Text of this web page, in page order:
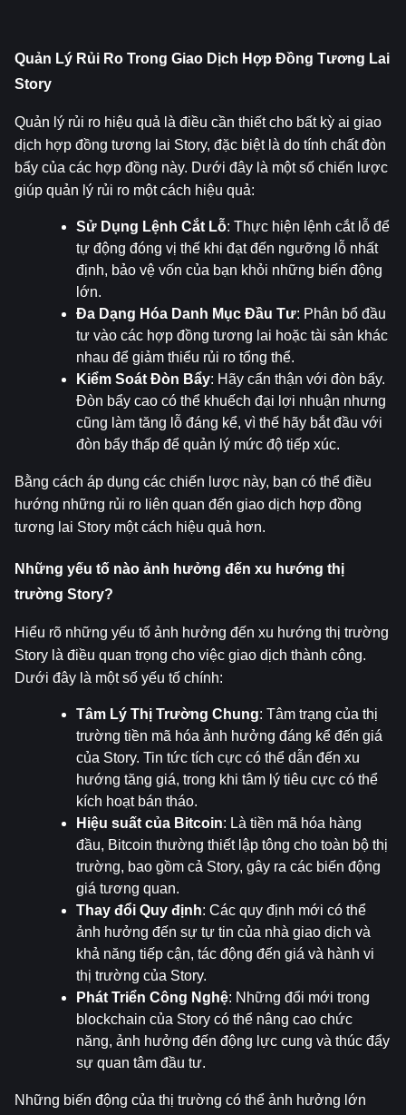
Quản Lý Rủi Ro Trong Giao Dịch Hợp Đồng Tương Lai
Story
Quản lý rủi ro hiệu quả là điều cần thiết cho bất kỳ ai giao
dịch hợp đồng tương lai Story, đặc biệt là do tính chất đòn
bẩy của các hợp đồng này. Dưới đây là một số chiến lược
giúp quản lý rủi ro một cách hiệu quả:
Sử Dụng Lệnh Cắt Lỗ: Thực hiện lệnh cắt lỗ để
tự động đóng vị thế khi đạt đến ngưỡng lỗ nhất
định, bảo vệ vốn của bạn khỏi những biến động
lớn.
Đa Dạng Hóa Danh Mục Đầu Tư: Phân bổ đầu
tư vào các hợp đồng tương lai hoặc tài sản khác
nhau để giảm thiểu rủi ro tổng thể.
Kiểm Soát Đòn Bẩy: Hãy cẩn thận với đòn bẩy.
Đòn bẩy cao có thể khuếch đại lợi nhuận nhưng
cũng làm tăng lỗ đáng kể, vì thế hãy bắt đầu với
đòn bẩy thấp để quản lý mức độ tiếp xúc.
Bằng cách áp dụng các chiến lược này, bạn có thể điều
hướng những rủi ro liên quan đến giao dịch hợp đồng
tương lai Story một cách hiệu quả hơn.
Những yếu tố nào ảnh hưởng đến xu hướng thị
trường Story?
Hiểu rõ những yếu tố ảnh hưởng đến xu hướng thị trường
Story là điều quan trọng cho việc giao dịch thành công.
Dưới đây là một số yếu tố chính:
Tâm Lý Thị Trường Chung: Tâm trạng của thị
trường tiền mã hóa ảnh hưởng đáng kể đến giá
của Story. Tin tức tích cực có thể dẫn đến xu
hướng tăng giá, trong khi tâm lý tiêu cực có thể
kích hoạt bán tháo.
Hiệu suất của Bitcoin: Là tiền mã hóa hàng
đầu, Bitcoin thường thiết lập tông cho toàn bộ thị
trường, bao gồm cả Story, gây ra các biến động
giá tương quan.
Thay đổi Quy định: Các quy định mới có thể
ảnh hưởng đến sự tự tin của nhà giao dịch và
khả năng tiếp cận, tác động đến giá và hành vi
thị trường của Story.
Phát Triển Công Nghệ: Những đổi mới trong
blockchain của Story có thể nâng cao chức
năng, ảnh hưởng đến động lực cung và thúc đẩy
sự quan tâm đầu tư.
Những biến động của thị trường có thể ảnh hưởng lớn